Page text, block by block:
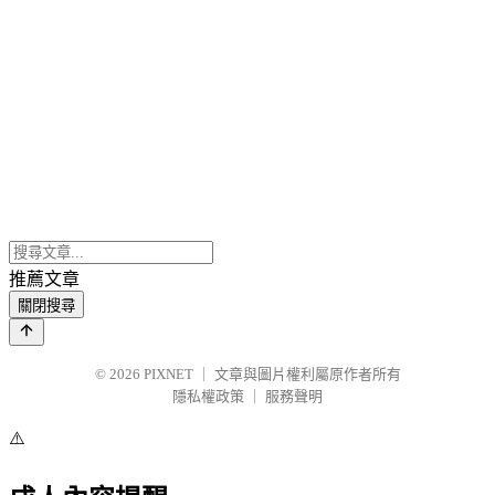
推薦文章
關閉搜尋
© 2026 PIXNET
文章與圖片權利屬原作者所有
隱私權政策
服務聲明
⚠️